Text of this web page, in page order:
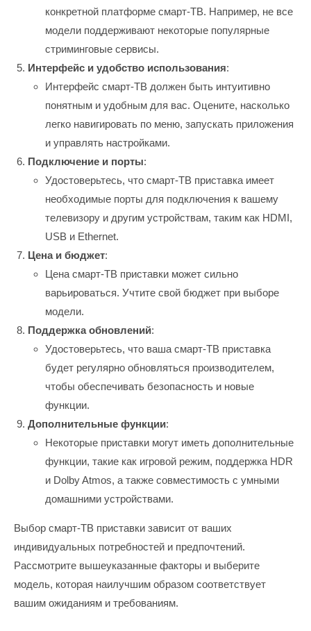
конкретной платформе смарт-ТВ. Например, не все
модели поддерживают некоторые популярные
стриминговые сервисы.
Интерфейс и удобство использования:
Интерфейс смарт-ТВ должен быть интуитивно
понятным и удобным для вас. Оцените, насколько
легко навигировать по меню, запускать приложения
и управлять настройками.
Подключение и порты:
Удостоверьтесь, что смарт-ТВ приставка имеет
необходимые порты для подключения к вашему
телевизору и другим устройствам, таким как HDMI,
USB и Ethernet.
Цена и бюджет:
Цена смарт-ТВ приставки может сильно
варьироваться. Учтите свой бюджет при выборе
модели.
Поддержка обновлений:
Удостоверьтесь, что ваша смарт-ТВ приставка
будет регулярно обновляться производителем,
чтобы обеспечивать безопасность и новые
функции.
Дополнительные функции:
Некоторые приставки могут иметь дополнительные
функции, такие как игровой режим, поддержка HDR
и Dolby Atmos, а также совместимость с умными
домашними устройствами.
Выбор смарт-ТВ приставки зависит от ваших
индивидуальных потребностей и предпочтений.
Рассмотрите вышеуказанные факторы и выберите
модель, которая наилучшим образом соответствует
вашим ожиданиям и требованиям.